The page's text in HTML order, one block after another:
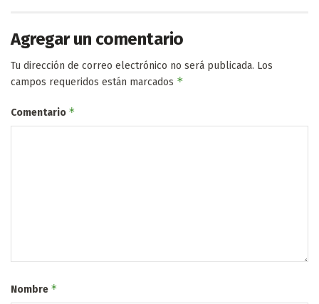
Agregar un comentario
Tu dirección de correo electrónico no será publicada. Los
campos requeridos están marcados *
Comentario *
Nombre *